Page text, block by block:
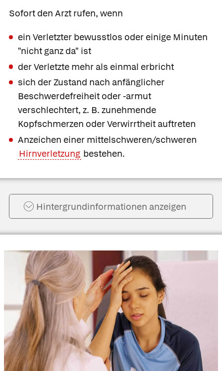
Sofort den Arzt rufen, wenn
ein Verletzter bewusstlos oder einige Minuten
"nicht ganz da" ist
der Verletzte mehr als einmal erbricht
sich der Zustand nach anfänglicher
Beschwerdefreiheit oder -armut
verschlechtert, z. B. zunehmende
Kopfschmerzen oder Verwirrtheit auftreten
Anzeichen einer mittelschweren/schweren
Hirnverletzung bestehen.
Hintergrund­informationen anzeigen